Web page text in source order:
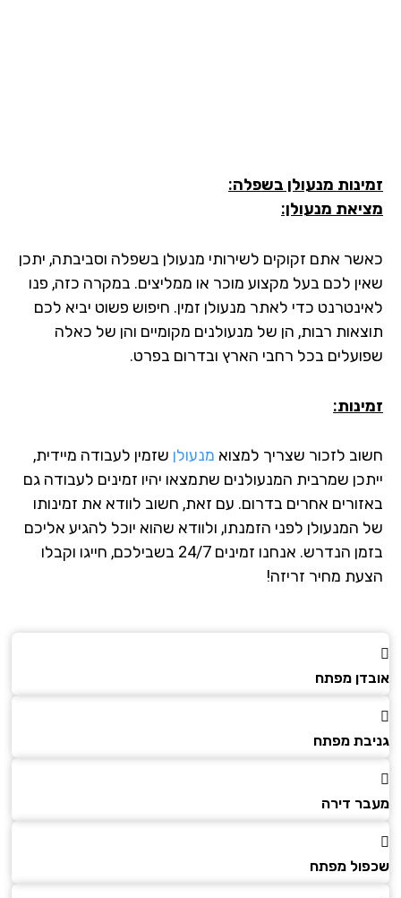
מנעולן בשפלה:
מנעולן:
אתם זקוקים לשירותי מנעולן בשפלה וסביבתה, יתכן
לכם בעל מקצוע מוכר או ממליצים. במקרה כזה, פנו
כדי לאתר מנעולן זמין. חיפוש פשוט יביא לכם
רבות, הן של מנעולנים מקומיים והן של כאלה
בכל רחבי הארץ ובדרום בפרט.
לזכור שצריך למצואמנעולןשזמין לעבודה מיידית,
שמרבית המנעולנים שתמצאו יהיו זמינים לעבודה גם
אחרים בדרום. עם זאת, חשוב לוודא את זמינותו
המנעולן לפני הזמנתו, ולוודא שהוא יוכל להגיע אליכם
בזמן הנדרש. אנחנו זמינים 24/7 בשבילכם, חייגו וקבלו
מחיר זריזה!
מפתח
מפתח
דירה
מפתח